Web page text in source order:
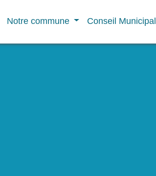
Notre commune Conseil Municipal